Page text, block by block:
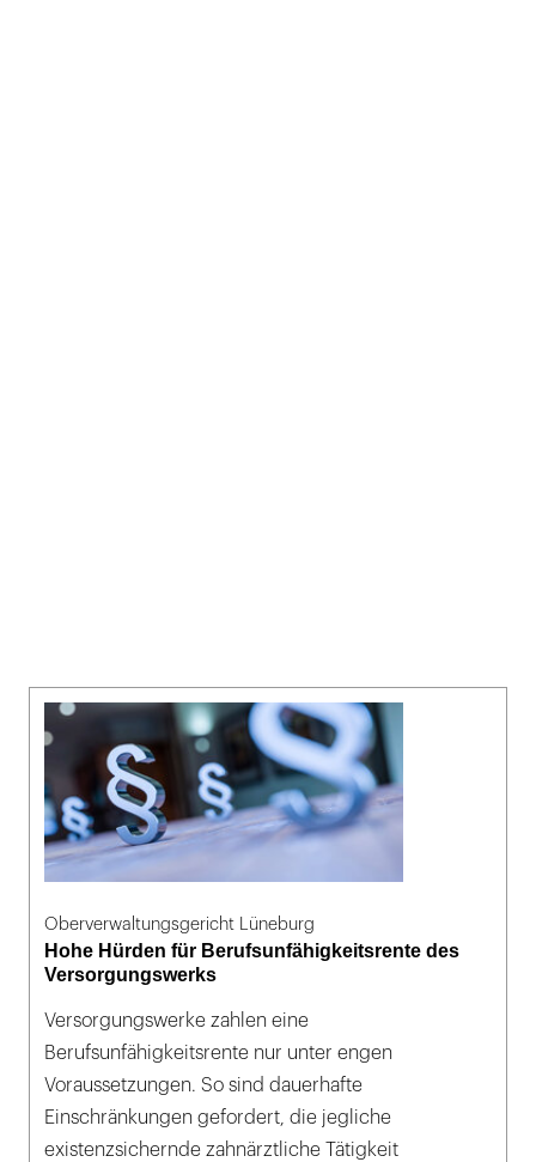
Oberverwaltungsgericht Lüneburg
Hohe Hürden für Berufsunfähigkeitsrente des
Versorgungswerks
Versorgungswerke zahlen eine
Berufsunfähigkeitsrente nur unter engen
Voraussetzungen. So sind dauerhafte
Einschränkungen gefordert, die jegliche
existenzsichernde zahnärztliche Tätigkeit